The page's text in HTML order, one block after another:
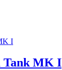
Tank MK I